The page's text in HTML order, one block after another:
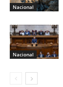
Nacional
Nacional